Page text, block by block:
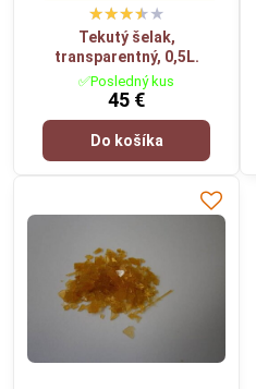
Tekutý šelak,
transparentný, 0,5L.
✅Posledný kus
45 €
Do košíka